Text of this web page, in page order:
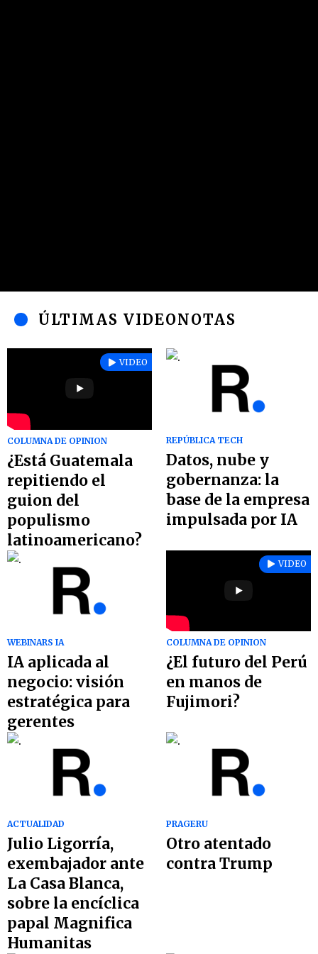
ÚLTIMAS VIDEONOTAS
VIDEO
COLUMNA DE OPINION
¿Está Guatemala
repitiendo el
guion del
populismo
latinoamericano?
REPÚBLICA TECH
Datos, nube y
gobernanza: la
base de la empresa
impulsada por IA
WEBINARS IA
IA aplicada al
negocio: visión
estratégica para
gerentes
VIDEO
COLUMNA DE OPINION
¿El futuro del Perú
en manos de
Fujimori?
ACTUALIDAD
Julio Ligorría,
exembajador ante
La Casa Blanca,
sobre la encíclica
papal Magnifica
Humanitas
PRAGERU
Otro atentado
contra Trump